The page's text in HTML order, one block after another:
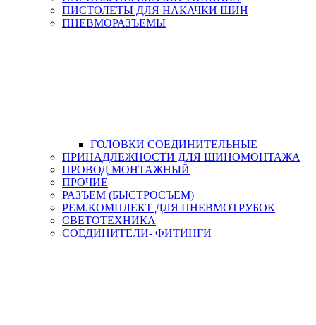
ПИСТОЛЕТЫ ДЛЯ НАКАЧКИ ШИН
ПНЕВМОРАЗЪЕМЫ
ГОЛОВКИ СОЕДИНИТЕЛЬНЫЕ
ПРИНАДЛЕЖНОСТИ ДЛЯ ШИНОМОНТАЖА
ПРОВОД МОНТАЖНЫЙ
ПРОЧИЕ
РАЗЪЕМ (БЫСТРОСЪЕМ)
РЕМ.КОМПЛЕКТ ДЛЯ ПНЕВМОТРУБОК
СВЕТОТЕХНИКА
СОЕДИНИТЕЛИ- ФИТИНГИ